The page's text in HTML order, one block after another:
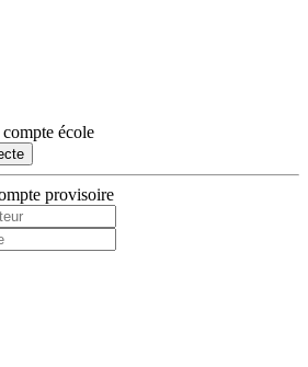
école
provisoire